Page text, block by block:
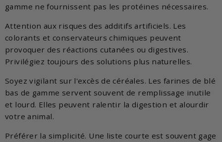
gamme ne fournissent pas les protéines nécessaires.
Attention aux risques des additifs artificiels. Les
colorants et conservateurs chimiques peuvent
provoquer des réactions cutanées ou digestives.
Privilégiez toujours des solutions plus naturelles.
Soyez vigilant sur l'excès de céréales. Les farines de blé
bas de gamme servent souvent de remplissage inutile
et lourd. Elles peuvent ralentir la digestion et alourdir
votre animal.
Préférer la simplicité. Une liste courte est souvent gage